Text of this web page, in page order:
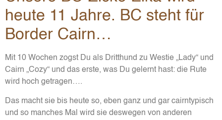
heute 11 Jahre. BC steht für
Border Cairn…
Mit 10 Wochen zogst Du als Dritthund zu Westie „Lady“ und
Cairn „Cozy“ und das erste, was Du gelernt hast: die Rute
wird hoch getragen….
Das macht sie bis heute so, eben ganz und gar cairntypisch
und so manches Mal wird sie deswegen von anderen